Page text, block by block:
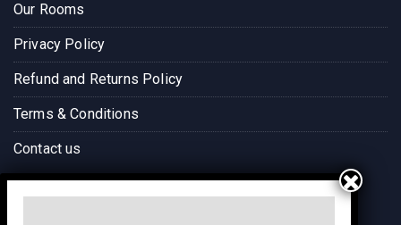
Our Rooms
Privacy Policy
Refund and Returns Policy
Terms & Conditions
Contact us
Way to Destination